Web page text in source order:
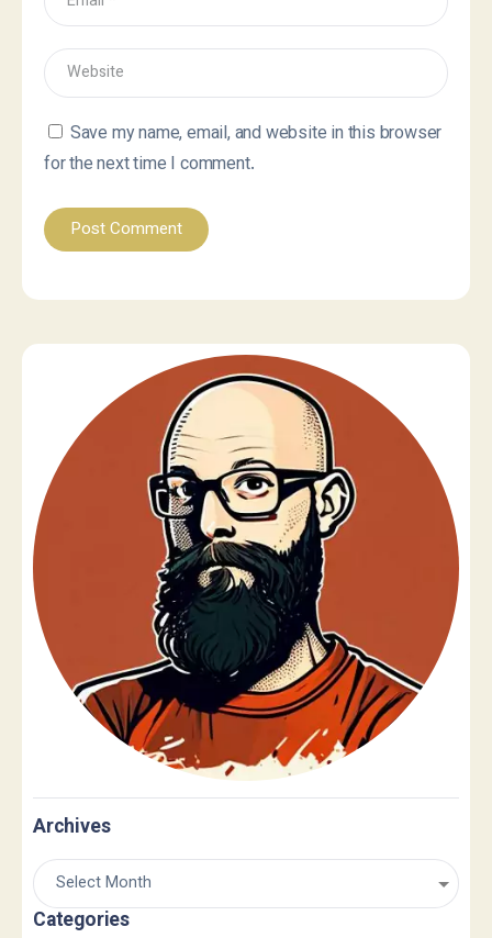
Save my name, email, and website in this browser
for the next time I comment.
Archives
Categories